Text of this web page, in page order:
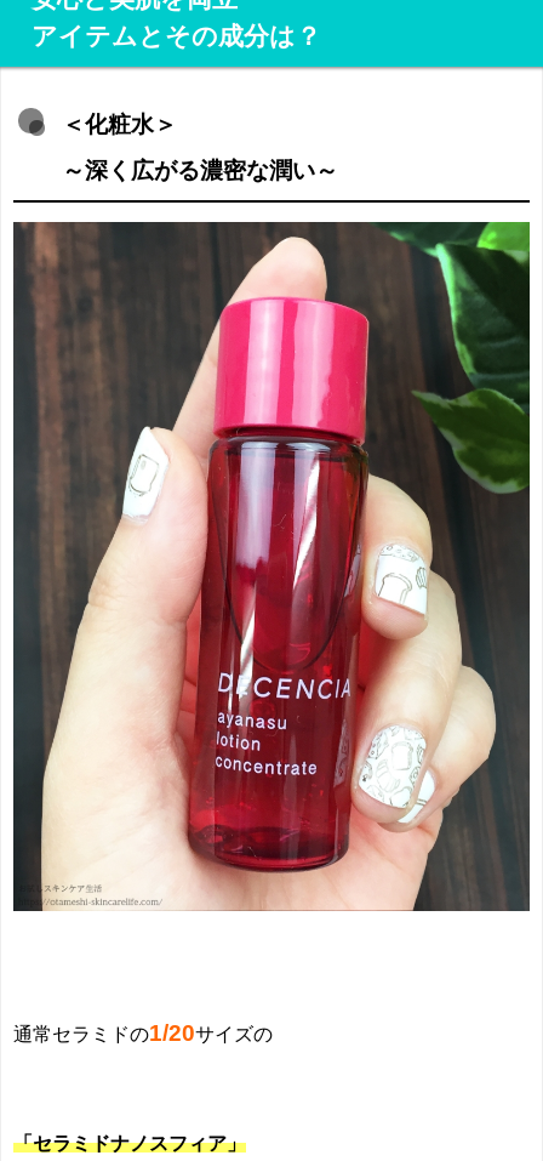
アイテムとその成分は？
＜化粧水＞
～深く広がる濃密な潤い～
通常セラミドの1/20サイズの
「セラミドナノスフィア」